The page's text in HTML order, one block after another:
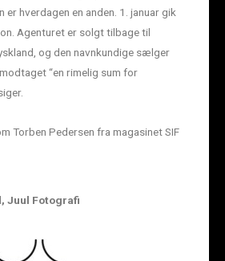
er hverdagen en anden. 1. januar gik
Agenturet er solgt tilbage til
og den navnkundige sælger
“en rimelig sum for
Torben Pedersen fra magasinet SIF
Juul Fotografi